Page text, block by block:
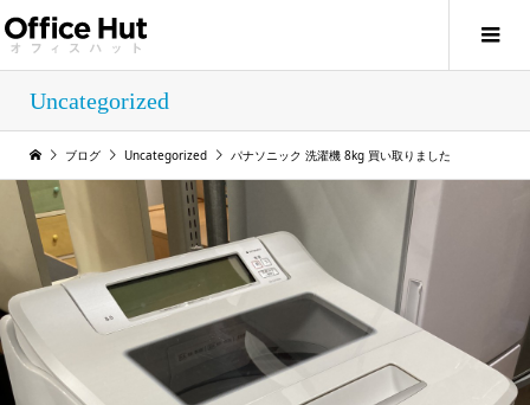
Uncategorized
ブログ Uncategorized パナソニック 洗濯機 8kg 買い取りました